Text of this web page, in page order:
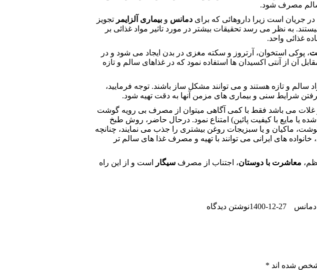
سالم مصرف شود.
جریان است زیرا داروهائی که برای دمانس و بیماری آلزایمر تجویز
به نظر می رسد تحقیقات بیشتر در مورد تاثیر مواد غذائی بر
غذائی واحد.
، پوکی استخوان، آرتروز و سکته مغزی در بدن ایجاد می شود و در
آن از آنتی اکسیدان ها استفاده نمود که در غذاهای سالم و تازه
سالم و تازه هستند و می توانند مشکل ساز باشند. توجه فرمایید،
شرایط سنی و بیماری های مزمن آنها به دقت تهیه شود.
و غلات می باشد فقط با کمی آگاهی میتوان از مصرف بی رویه گوشت
یا مایع با کیفیت پائین) امتناع نمود. درحال حاضر، روش طبخ
ماکیان و یا سبزیجات روغن بیشتری را جذب می نمایند، چنانچه
های ایرانی می توانند با تهیه و مصرف غذا های سالم تر
معاشرت با دوستان، اجتناب از مصرف سیگار
است و از این راه
دمانس 1400-12-27نوشتن دیدگاه
شده اند *